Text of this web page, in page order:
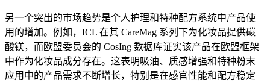
另一个突出的市场趋势是个人护理和特种配方系统中产品使
用的增加。例如，ICL 在其 CareMag 系列下为化妆品提供碳
酸镁，而欧盟委员会的 CosIng 数据库证实该产品在欧盟框架
中作为化妆品成分存在。这表明吸油、质感增强和特种粉末
应用中的产品需求不断增长，特别是在感官性能和配方稳定